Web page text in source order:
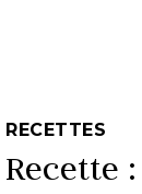
RECETTES
Recette